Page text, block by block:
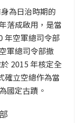
為日治時期的
落成啟用，是當
年空軍總司令部
軍總司令部撤
2015 年核定全
確立空總作為當
國定古蹟。